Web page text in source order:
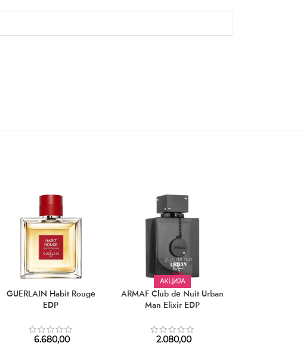
GUERLAIN Habit Rouge
EDP
6.680,00
АКЦИЈА
ARMAF Club de Nuit Urban
Man Elixir EDP
2.080,00